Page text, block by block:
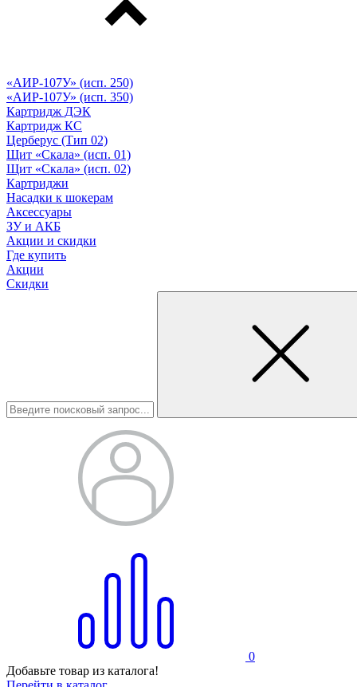
«АИР-107У» (исп. 250)
«АИР-107У» (исп. 350)
Картридж ДЭК
Картридж КС
Церберус (Тип 02)
Щит «Скала» (исп. 01)
Щит «Скала» (исп. 02)
Картриджи
Насадки к шокерам
Аксессуары
ЗУ и АКБ
Акции и скидки
Где купить
Акции
Скидки
0
Добавьте товар из каталога!